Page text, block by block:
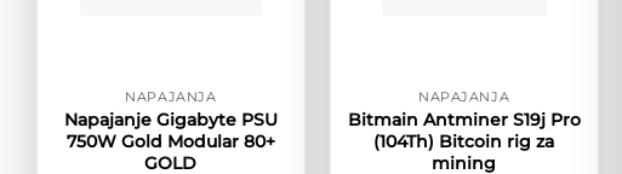
NAPAJANJA
Napajanje Gigabyte PSU
750W Gold Modular 80+
GOLD
NAPAJANJA
Bitmain Antminer S19j Pro
(104Th) Bitcoin rig za
mining